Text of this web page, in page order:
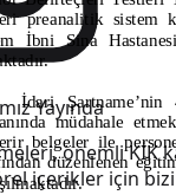
Yayında
önemli KİK
içerikler için
preanalitik sistem
İbni Sina
İdari
müdahale
belgeler ile
düzenlenen